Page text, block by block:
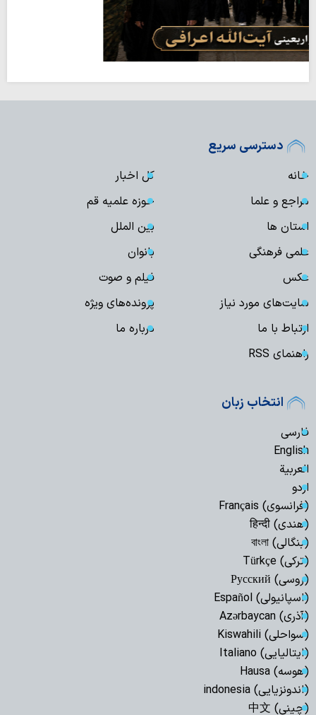
دسترسی سریع
خانه
کل اخبار
مراجع و علما
حوزه علمیه قم
استان ها
بین الملل
علمی فرهنگی
بانوان
عکس
فیلم و صوت
سایت‌های مورد نیاز
پرونده‌های ویژه
ارتباط با ما
درباره ما
راهنمای RSS
انتخاب زبان
فارسی
English
العربیة
اردو
(فرانسوی) Français
(هندی) हिन्दी
(بنگالی) বাংলা
(ترکی) Türkçe
(روسی) Русский
(اسپانیولی) Español
(آذری) Azərbaycan
(سواحلی) Kiswahili
(ایتالیایی) Italiano
(هوسه) Hausa
(اندونزیایی) indonesia
(چینی) 中文